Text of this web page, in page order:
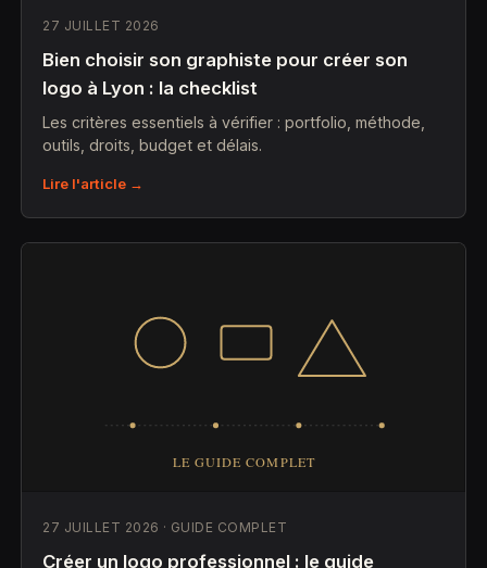
27 JUILLET 2026
Bien choisir son graphiste pour créer son
logo à Lyon : la checklist
Les critères essentiels à vérifier : portfolio, méthode,
outils, droits, budget et délais.
Lire l'article →
27 JUILLET 2026 · GUIDE COMPLET
Créer un logo professionnel : le guide